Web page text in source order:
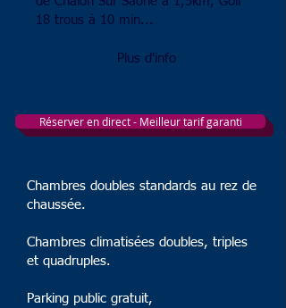
18 trous à 10 min...
Plus d'info
Réserver en direct - Meilleur tarif garanti
Chambres doubles standards au rez de
chaussée.
Chambres climatisées doubles, triples
et quadruples.
Parking public gratuit,